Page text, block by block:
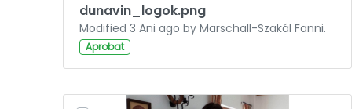
dunavin_logok.png
Modified 3 Ani ago by Marschall-Szakál Fanni.
Aprobat